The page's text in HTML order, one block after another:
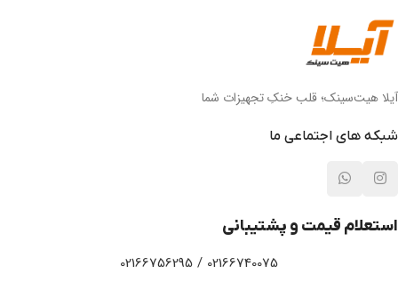
آیلا هیت‌سینک؛ قلب خنکِ تجهیزات شما
شبکه های اجتماعی ما
استعلام قیمت و پشتیبانی
02166740075 / 02166756295